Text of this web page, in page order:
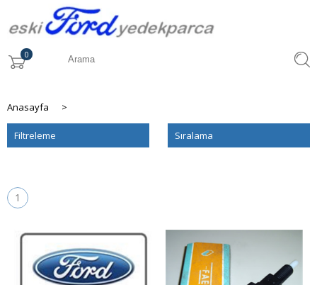
0
Anasayfa >
Filtreleme Sıralama
1